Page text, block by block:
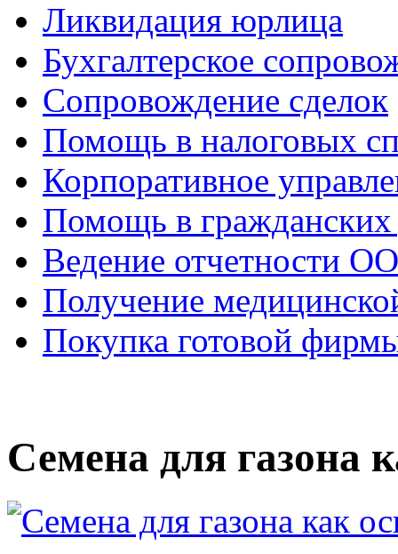
Ликвидация юрлица
Бухгалтерское
Сопровождение сделок
Помощь в налоговых
Корпоративное
Помощь в гражданских
Ведение отчетности
Получение
Покупка готовой
Семена для газона